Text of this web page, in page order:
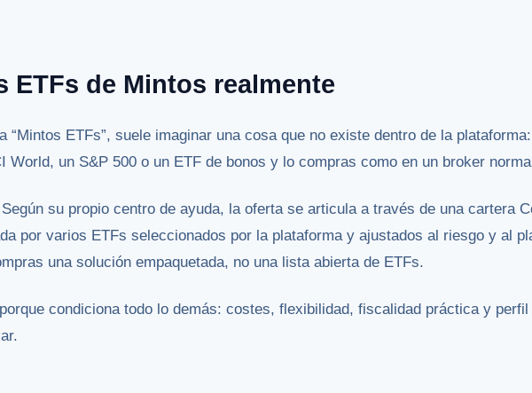
ETFs de Mintos realmente
“Mintos ETFs”, suele imaginar una cosa que no existe dentro de la
World, un S&P 500 o un ETF de bonos y lo compras como en un broker
su propio centro de ayuda, la oferta se articula a través de una cartera
por varios ETFs seleccionados por la plataforma y ajustados al riesgo y al
una solución empaquetada, no una lista abierta de ETFs.
condiciona todo lo demás: costes, flexibilidad, fiscalidad práctica y